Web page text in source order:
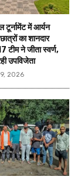
में आर्यन
का शानदार
टीम ने जीता स्वर्ण,
उपविजेता
2026